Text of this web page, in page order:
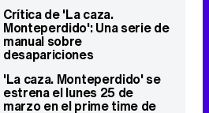
Crítica de 'La caza.
Monteperdido': Una serie de
manual sobre
desapariciones
'La caza. Monteperdido' se
estrena el lunes 25 de
marzo en el prime time de